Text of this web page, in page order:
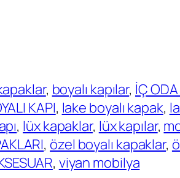
, boyalı kapılar, İÇ
KAPI, lake boyalı kapak,
, lüx kapaklar, lüx kapılar,
, özel boyalı kapaklar,
, viyan mobilya